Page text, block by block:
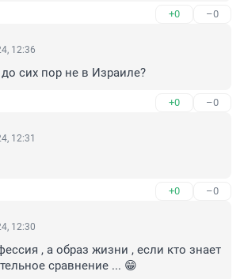
+0 –0
12:36
сих пор не в Израиле?
+0 –0
12:31
+0 –0
12:30
, а образ жизни , если кто знает
сравнение ... 😁